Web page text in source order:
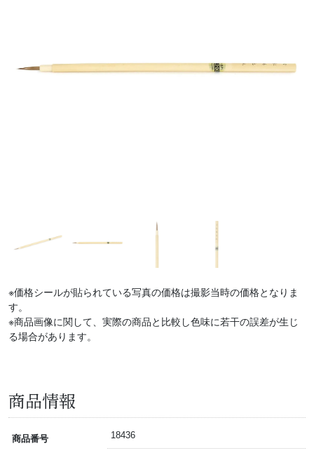
※価格シールが貼られている写真の価格は撮影当時の価格となりま
す。
※商品画像に関して、実際の商品と比較し色味に若干の誤差が生じ
る場合があります。
商品情報
商品番号 18436